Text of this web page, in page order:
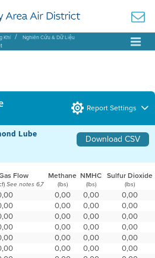
Khí
Nghiên Cứu & Dữ Liệu
Report Settings
Lube
Download CSV
Flow Methane NMHC Sulfur Dioxide
See notes 6,7 (lbs) (lbs) (lbs)
0,00 0,00
0,00
0,00 0,00
0,00
0,00 0,00
0,00
0,00 0,00
0,00
0,00 0,00
0,00
0,00 0,00
0,00